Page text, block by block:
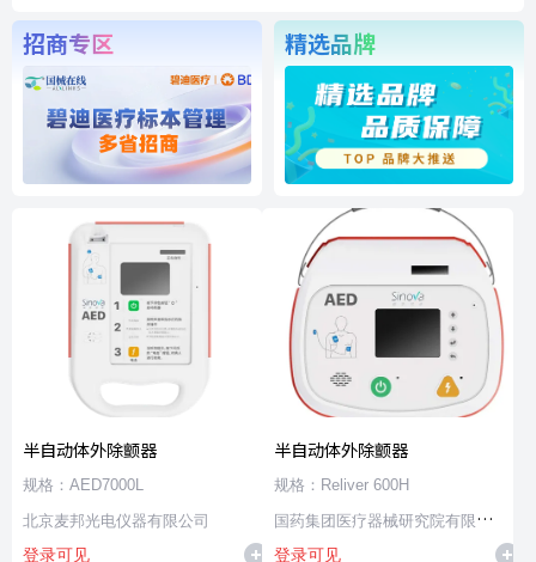
招商专区 精选品牌
半自动体外除颤器
规格：AED7000L
北京麦邦光电仪器有限公司
登录可见
半自动体外除颤器
规格：Reliver 600H
国药集团医疗器械研究院有限公
司
登录可见